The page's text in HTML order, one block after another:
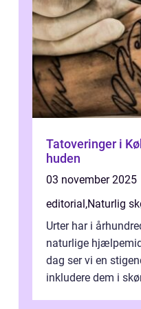
Tatoveringer i
huden
03 november 2025
editorial,Naturlig
Urter har i
naturlige
dag ser vi en
inkludere dem i